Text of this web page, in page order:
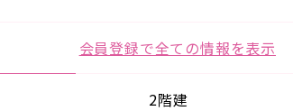
会員登録で全ての情報を表示
2階建